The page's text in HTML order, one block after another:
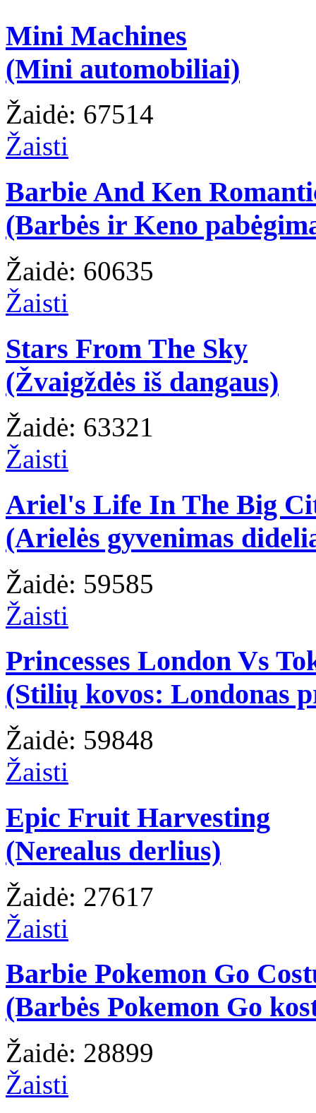
Mini Machines
(Mini automobiliai)
Žaidė: 67514
Žaisti
Barbie And Ken
(Barbės ir Keno
Žaidė: 60635
Žaisti
Stars From The Sky
(Žvaigždės iš dangaus)
Žaidė: 63321
Žaisti
Ariel's Life In The Big
(Arielės gyvenimas
Žaidė: 59585
Žaisti
Princesses London Vs
(Stilių kovos: Londonas
Žaidė: 59848
Žaisti
Epic Fruit Harvesting
(Nerealus derlius)
Žaidė: 27617
Žaisti
Barbie Pokemon Go
(Barbės Pokemon Go
Žaidė: 28899
Žaisti